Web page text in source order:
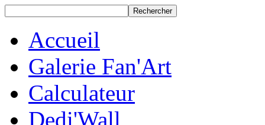
Accueil
Galerie Fan'Art
Calculateur
Dedi'Wall